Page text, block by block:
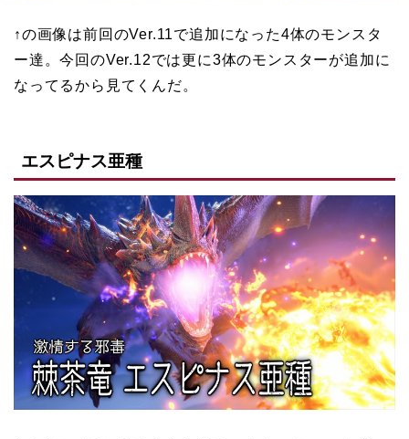
↑の画像は前回のVer.11で追加になった4体のモンスタ
ー達。今回のVer.12では更に3体のモンスターが追加に
なってるから見てくんだ。
エスピナス亜種